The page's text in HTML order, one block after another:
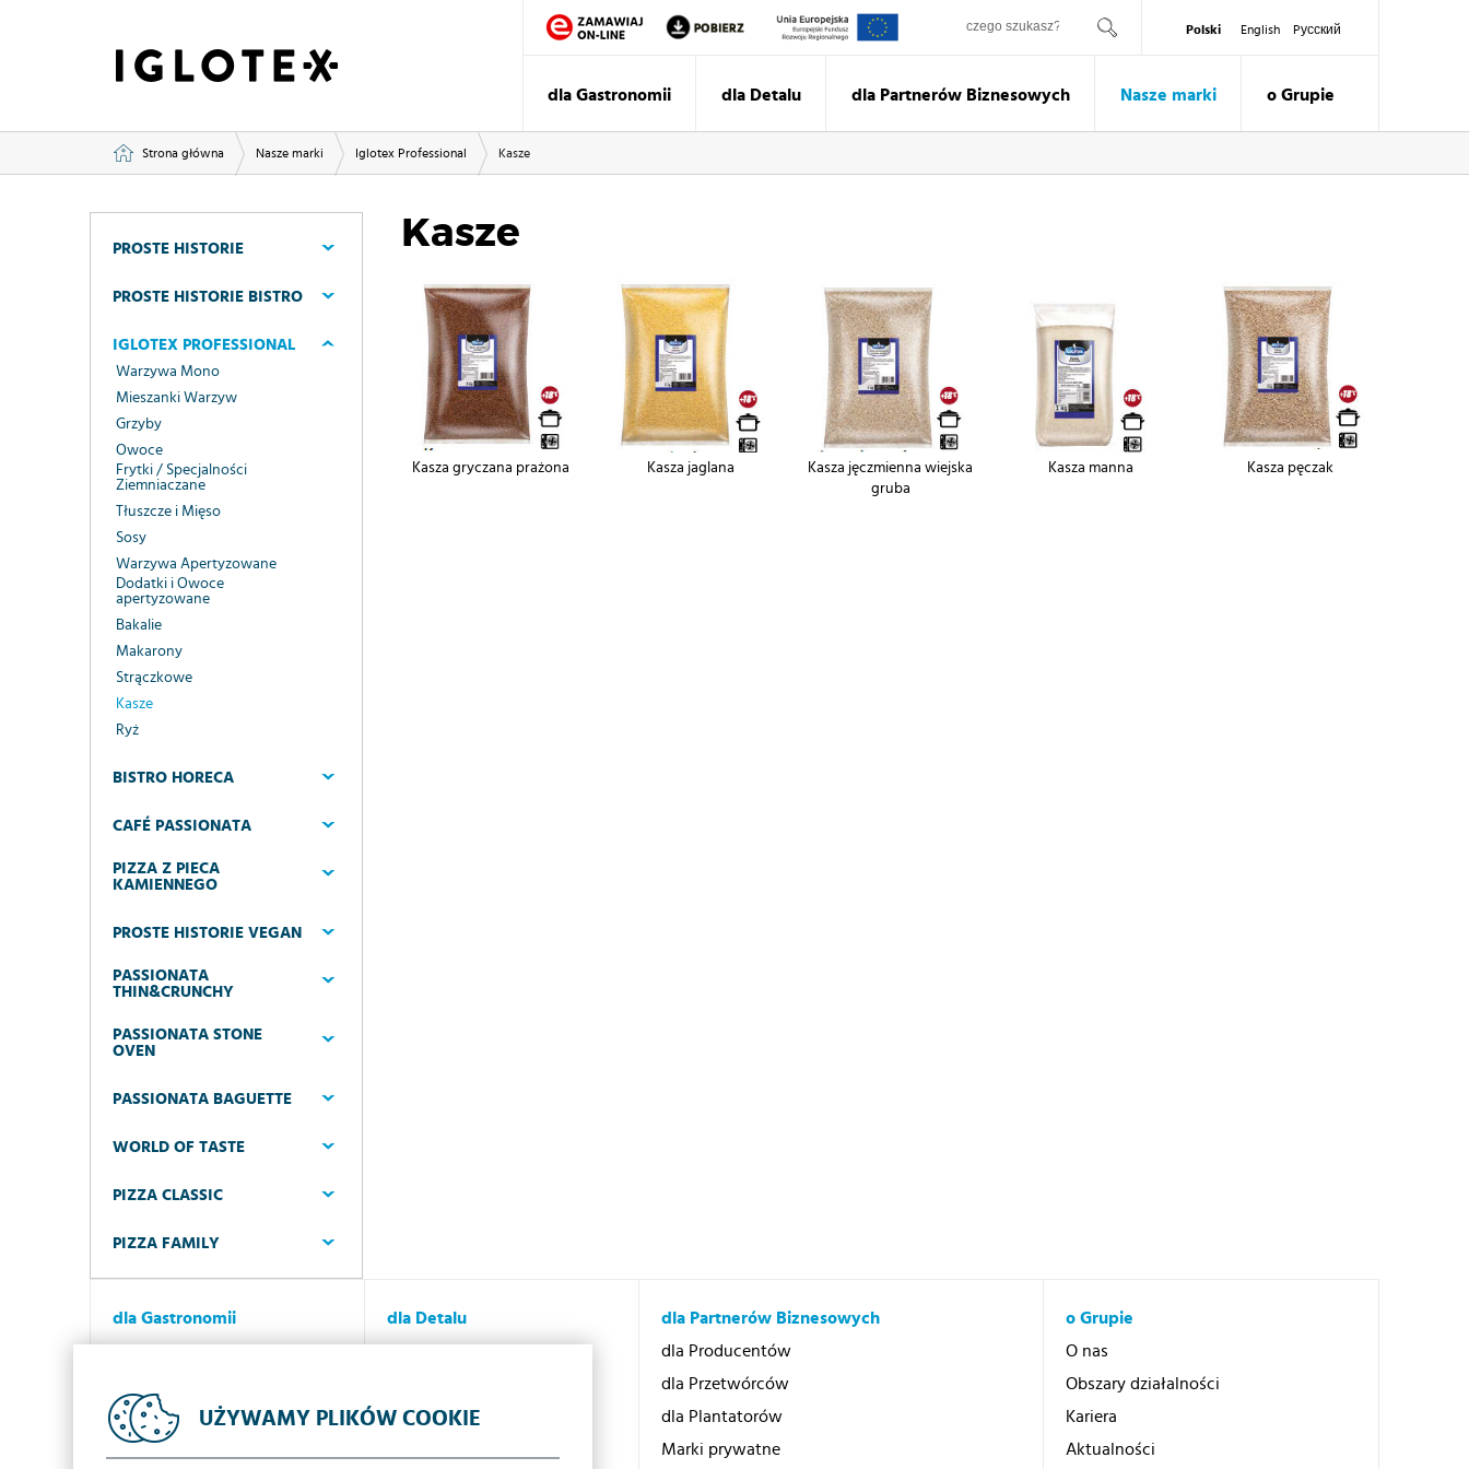
Polski English Pусский
dla Gastronomii dla Detalu dla Partnerów Biznesowych Nasze marki o Grupie
Strona główna Nasze marki Iglotex Professional Kasze
PROSTE HISTORIE
PROSTE HISTORIE BISTRO
IGLOTEX PROFESSIONAL
Warzywa Mono
Mieszanki Warzyw
Grzyby
Owoce
Frytki / Specjalności
Ziemniaczane
Tłuszcze i Mięso
Sosy
Warzywa Apertyzowane
Dodatki i Owoce
apertyzowane
Bakalie
Makarony
Strączkowe
Kasze
Ryż
BISTRO HORECA
CAFÉ PASSIONATA
PIZZA Z PIECA
KAMIENNEGO
PROSTE HISTORIE VEGAN
PASSIONATA
THIN&CRUNCHY
PASSIONATA STONE
OVEN
PASSIONATA BAGUETTE
WORLD OF TASTE
PIZZA CLASSIC
PIZZA FAMILY
Kasze
Kasza gryczana prażona Kasza jaglana
Kasza jęczmienna wiejska
gruba
Kasza manna Kasza pęczak
UŻYWAMY PLIKÓW COOKIE
dla Gastronomii
Promocje
dla Detalu
Promocje
dla Partnerów Biznesowych
dla Producentów
dla Przetwórców
dla Plantatorów
Marki prywatne
o Grupie
O nas
Obszary działalności
Kariera
Aktualności